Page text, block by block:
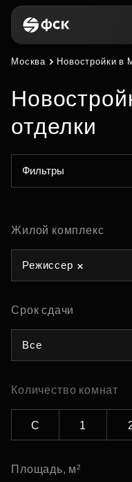
Москва Новостройки в
отделки
Фильтры
Жилой комплекс
Режиссер
Срок сдачи
Все
Количество комнат
С 1
Площадь, м²